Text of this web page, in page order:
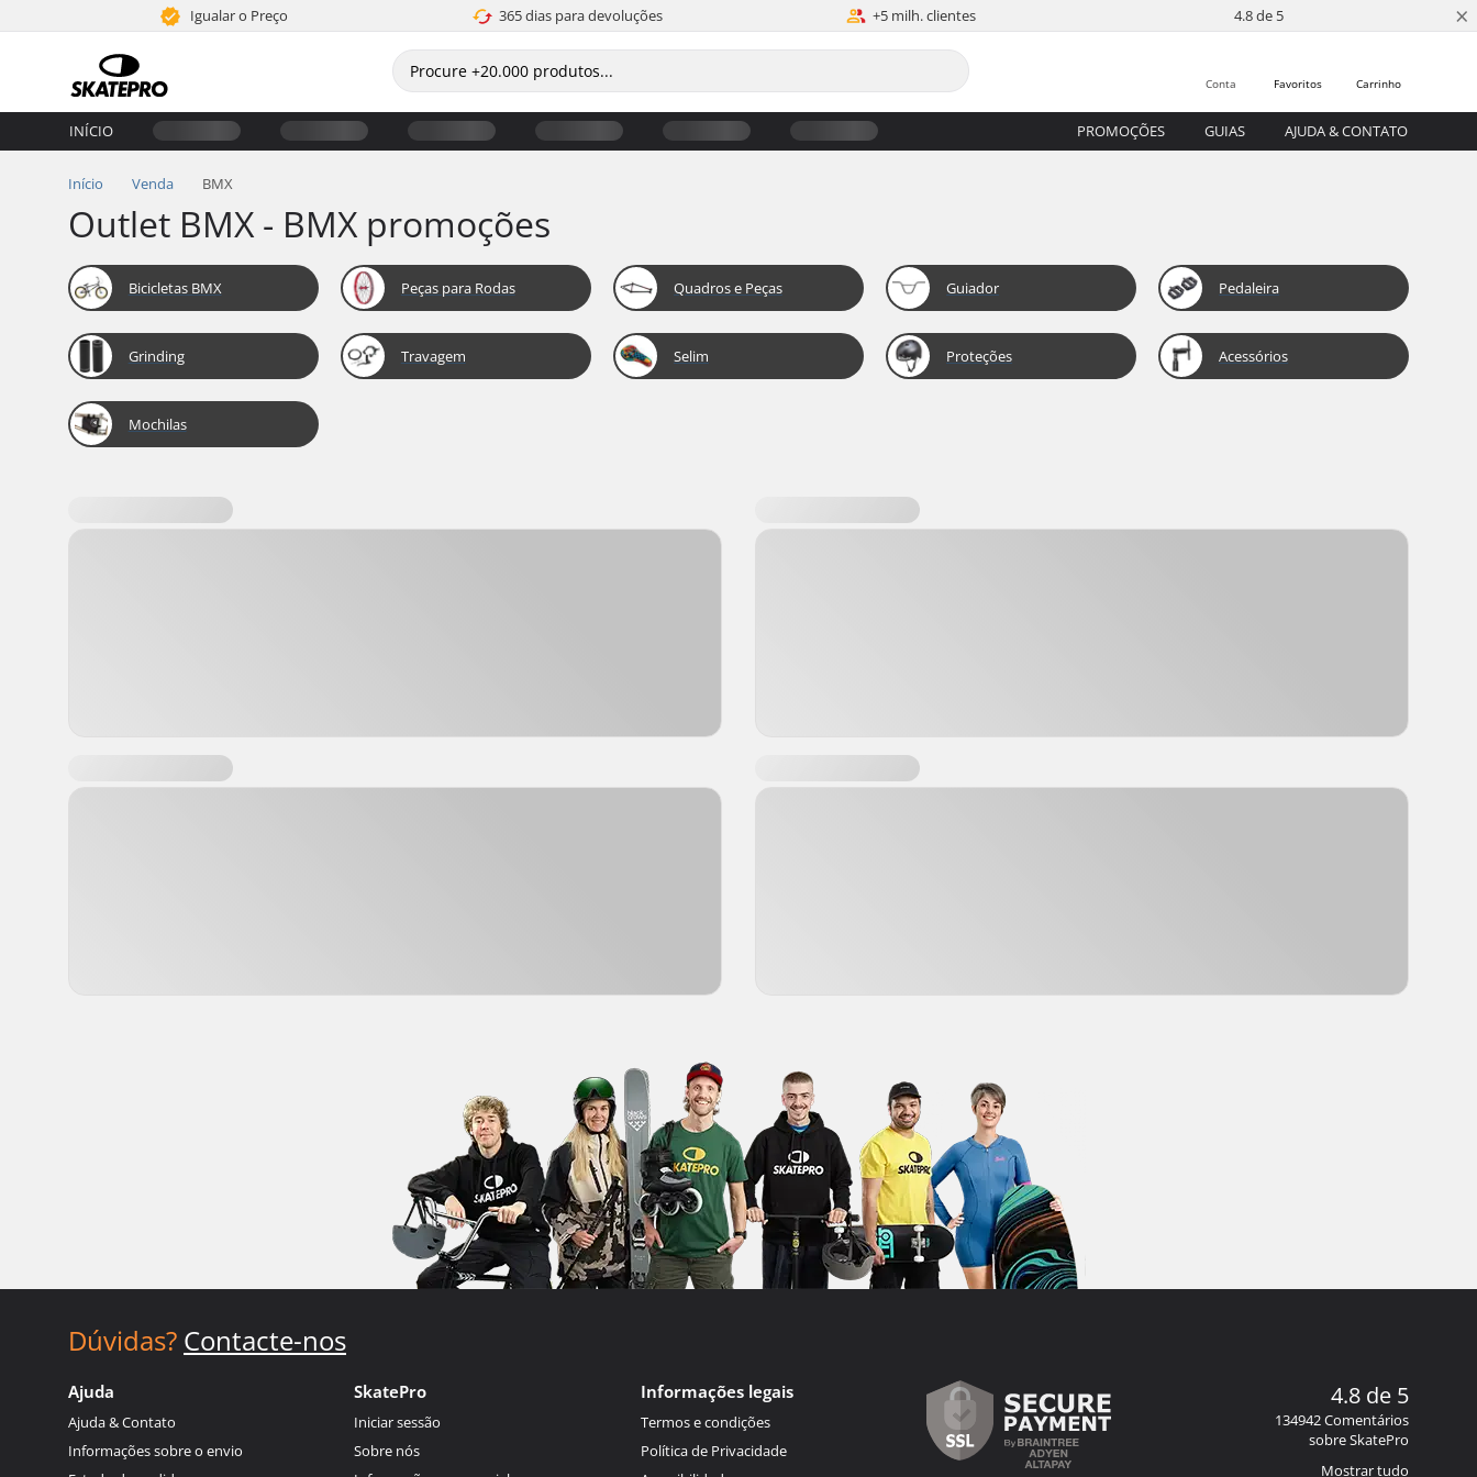
Igualar o Preço 365 dias para devoluções +5 milh. clientes 4.8 de 5 ×
Carrinho
Favoritos
Conta
INÍCIO PROMOÇÕES GUIAS AJUDA & CONTATO
Início Venda BMX
Outlet BMX - BMX promoções
Bicicletas BMX Peças para Rodas Quadros e Peças Guiador Pedaleira
Grinding Travagem Selim Proteções Acessórios
Mochilas
Dúvidas? Contacte-nos
Ajuda
Ajuda & Contato
Informações sobre o envio
SkatePro
Iniciar sessão
Sobre nós
Informações legais
Termos e condições
Política de Privacidade
4.8 de 5
134942 Comentários
sobre SkatePro
Mostrar tudo